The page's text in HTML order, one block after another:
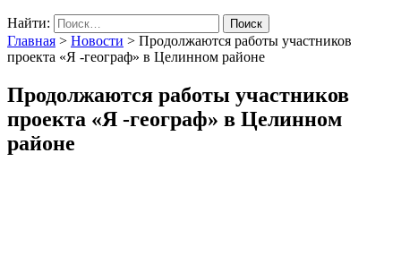
Найти:
Главная > Новости > Продолжаются работы участников
проекта «Я -географ» в Целинном районе
Продолжаются работы участников
проекта «Я -географ» в Целинном
районе